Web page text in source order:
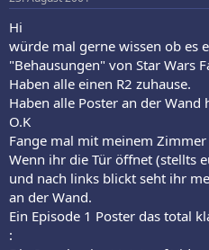
m
Hi
würde mal gerne wissen ob es
"Behausungen" von Star Wars
Haben alle einen R2 zuhause.
Haben alle Poster an der Wand
O.K
Fange mal mit meinem Zimmer
Wenn ihr die Tür öffnet (stellts
und nach links blickt seht ihr
an der Wand.
Ein Episode 1 Poster das total
: